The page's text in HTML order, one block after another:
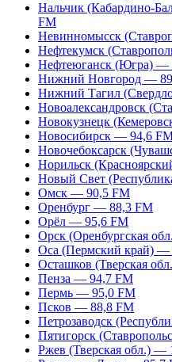
Нальчик (Кабардино-
FM
Невинномысск
Нефтекумск
Нефтеюганск (Югра) —
Нижний Новгород —
Нижний Тагил
Новоалександровск
Новокузнецк
Новосибирск — 94,6
Новочебоксарск
Норильск
Новый Свет
Омск — 90,5 FM
Оренбург — 88,3 FM
Орёл — 95,6 FM
Орск (Оренбургская
Оса (Пермский край) —
Осташков (Тверская
Пенза — 94,7 FM
Пермь — 95,0 FM
Псков — 88,8 FM
Петрозаводск
Пятигорск
Ржев (Тверская обл.) —